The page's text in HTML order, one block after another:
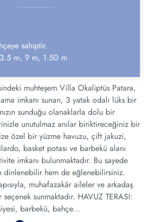
sahiptir.
m, 9 m, 1.50 m
muhteşem Villa Okaliptüs Patara,
imkanı sunan, 3 yatak odalı lüks bir
sunduğu olanaklarla dolu bir
unutulmaz anılar biriktireceğiniz bir
özel bir yüzme havuzu, çift jakuzi,
basket potası ve barbekü alanı
imkanı bulunmaktadır. Bu sayede
dinlenebilir hem de eğlenebilirsiniz.
muhafazakâr aileler ve arkadaş
sunmaktadır. HAVUZ TERASI:
barbekü, bahçe...